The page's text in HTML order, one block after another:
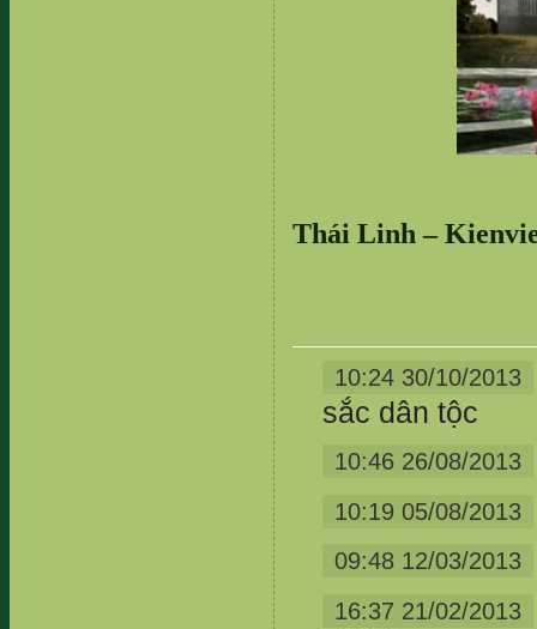
Thái Linh –
10:24 30/10/2013
sắc dân tộc
10:46 26/08/2013
10:19 05/08/2013
09:48 12/03/2013
16:37 21/02/2013